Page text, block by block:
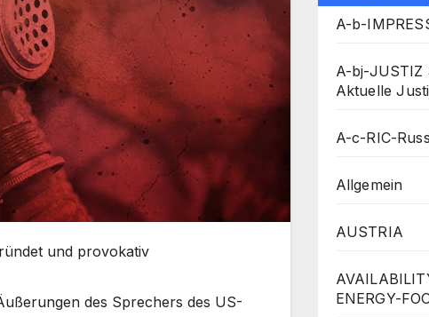
und provokativ
des Sprechers des US-
A-b-
A-bj-JUSTIZ
Aktuelle
A-c-RIC-
Allgemein
AUSTRIA
ENERGY-